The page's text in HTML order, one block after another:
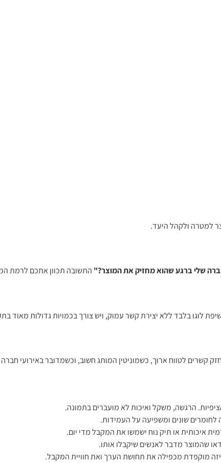
למטרה ולקהל היעד.
שלי ברגע שהוא מחזיק את המוצר?" התשובה תכוון אתכם לרמת
לוגו בלבד ללא יצירת קשר עמוק, ויש צורך בכמויות גדולות מאוד
הרגשה, משקל ואיכות לא מועברים בתמונה.
שונים ומשפיעה על העמידות.
איכותית או תיק נוח ישמשו את המקבל מדי יום.
שהמוצר מדבר לאנשים שיקבלו אותו.
מוקפדת מכפילה את תחושת הערך ואת חוויית המקבל.